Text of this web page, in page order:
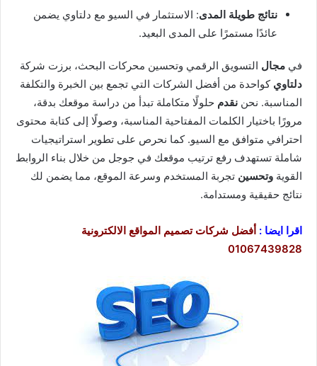
نتائج طويلة المدى: الاستثمار في السيو مع دلتاوي يضمن
عائدًا مستمرًا على المدى البعيد.
في مجال التسويق الرقمي وتحسين محركات البحث، برزت شركة
دلتاوي كواحدة من أفضل الشركات التي تجمع بين الخبرة والتكلفة
المناسبة. نحن نقدم حلولًا متكاملة تبدأ من دراسة موقعك بدقة،
مرورًا باختيار الكلمات المفتاحية المناسبة، وصولًا إلى كتابة محتوى
احترافي متوافق مع السيو. كما نحرص على تطوير استراتيجيات
شاملة تستهدف رفع ترتيب موقعك في جوجل من خلال بناء الروابط
القوية وتحسين تجربة المستخدم وسرعة الموقع، مما يضمن لك
نتائج حقيقية ومستدامة.
اقرا ايضا : أفضل شركات تصميم المواقع الالكترونية
01067439828